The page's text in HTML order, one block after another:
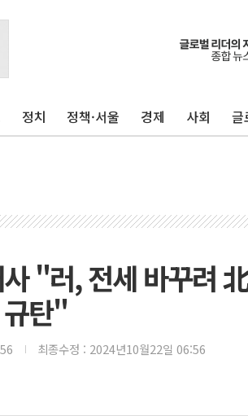
정치 정책·서울 경제 사회 글
"러, 전세 바꾸려
탄"
최종수정 : 2024년10월22일 06:56